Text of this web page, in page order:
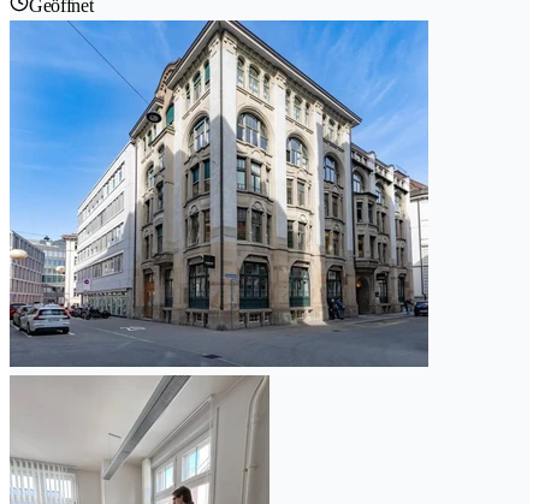
Geöffnet